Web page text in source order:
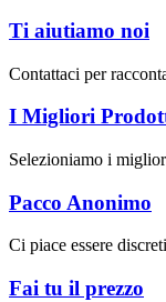
Ti aiutiamo noi
Contattaci per
I Migliori
Selezioniamo i
Pacco Anonimo
Ci piace essere
Fai tu il prezzo